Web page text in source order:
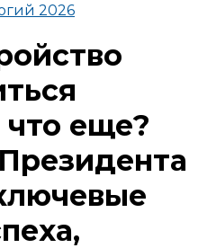
2026
еще?